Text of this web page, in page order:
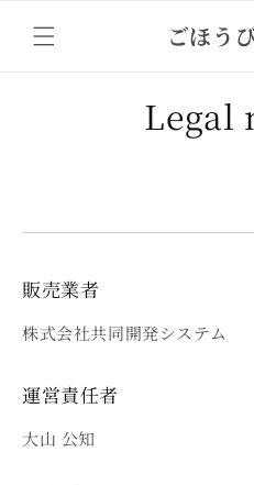
content
ごほう
Legal
販売業者
株式会社共同開発システム
運営責任者
大山 公知